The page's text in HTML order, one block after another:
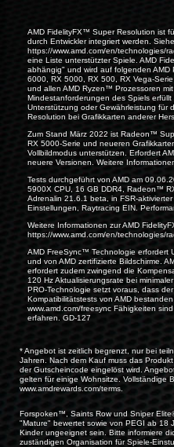
AMD FidelityFX™ Super Resolution ist
durch Entwickler integriert werden. Siehe
https://www.amd.com/en/technologies/
eine Liste unterstützter Spiele. AMD
abhängig" und wird auf folgenden
6000, RX 5000, RX 500, RX Vega-
und allen AMD Ryzen™ Prozessoren
Mindestanforderungen des Spiels
Unterstützung oder Gewährleistung für
Resolution bei Grafikkarten anderer
Zum Stand März 2022 ist Radeon™
RX 5000-Serie und neueren
Vollbildmodus unterstützen. Erfordert
neuere Versionen. Weitere
Tests durchgeführt von AMD am
5900X CPU, 16 GB DDR4, Radeon™
Adrenalin 21.6.1 beta, in FSR-
Einstellungen, Raytracing EIN.
Weitere Informationen zur AMD
https://www.amd.com/en/technologies/
AMD FreeSync™ Technologie erfordert
und von AMD zertifizierte Bildschirme.
erfordert zudem zwingend die
120 Hz Aktualisierungsrate bei
PRO-Technologie setzt voraus, dass
Kompatibilitätstests von AMD
www.amd.com/freesync Fähigkeiten
erfahren. GD-127
* Angebot ist zeitlich begrenzt, nur bei
Jahren. Nach dem Kauf muss das
der Gutscheincode eingelöst wird.
gelten für einige Wohnsitze. Vollständige
www.amdrewards.com/terms
Forspoken™, Saints Row und Sniper
"Mature" bewertet sowie von PEGI ab 18
Kinder ungeeignet sein. Bitte informiere
zuständigen Organisation für Spiele-